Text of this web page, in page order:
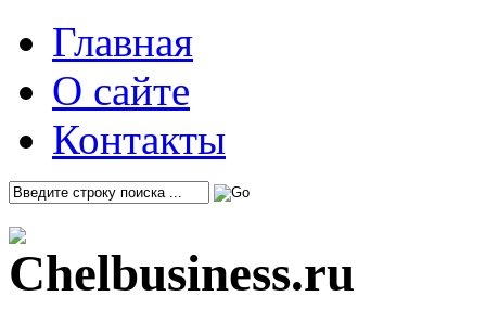
Главная
О сайте
Контакты